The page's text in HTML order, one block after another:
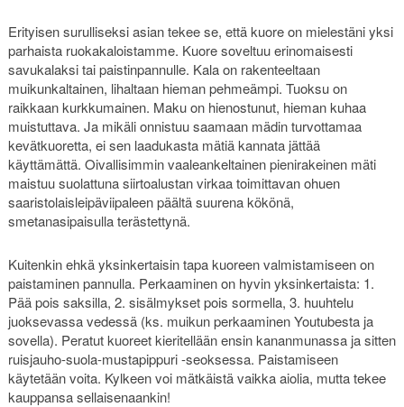
Erityisen surulliseksi asian tekee se, että kuore on mielestäni yksi
parhaista ruokakaloistamme. Kuore soveltuu erinomaisesti
savukalaksi tai paistinpannulle. Kala on rakenteeltaan
muikunkaltainen, lihaltaan hieman pehmeämpi. Tuoksu on
raikkaan kurkkumainen. Maku on hienostunut, hieman kuhaa
muistuttava. Ja mikäli onnistuu saamaan mädin turvottamaa
kevätkuoretta, ei sen laadukasta mätiä kannata jättää
käyttämättä. Oivallisimmin vaaleankeltainen pienirakeinen mäti
maistuu suolattuna siirtoalustan virkaa toimittavan ohuen
saaristolaisleipäviipaleen päältä suurena kökönä,
smetanasipaisulla terästettynä.
Kuitenkin ehkä yksinkertaisin tapa kuoreen valmistamiseen on
paistaminen pannulla. Perkaaminen on hyvin yksinkertaista: 1.
Pää pois saksilla, 2. sisälmykset pois sormella, 3. huuhtelu
juoksevassa vedessä (ks. muikun perkaaminen Youtubesta ja
sovella). Peratut kuoreet kieritellään ensin kananmunassa ja sitten
ruisjauho-suola-mustapippuri -seoksessa. Paistamiseen
käytetään voita. Kylkeen voi mätkäistä vaikka aiolia, mutta tekee
kauppansa sellaisenaankin!